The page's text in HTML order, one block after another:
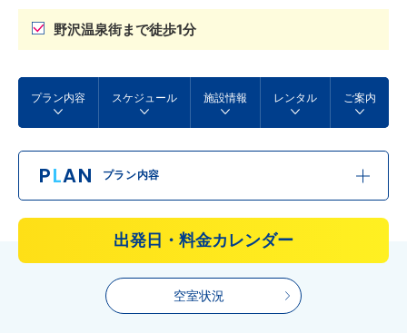
野沢温泉街まで徒歩1分
プラン内容 スケジュール 施設情報 レンタル ご案内
PLAN プラン内容
出発日・料金カレンダー
空室状況